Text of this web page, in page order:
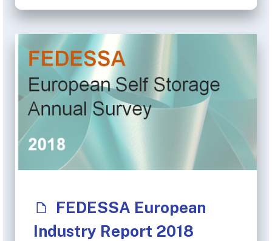
FEDESSA European
Industry Report 2018